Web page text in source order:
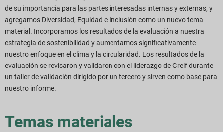
de su importancia para las partes interesadas internas y externas, y
agregamos Diversidad, Equidad e Inclusión como un nuevo tema
material. Incorporamos los resultados de la evaluación a nuestra
estrategia de sostenibilidad y aumentamos significativamente
nuestro enfoque en el clima y la circularidad. Los resultados de la
evaluación se revisaron y validaron con el liderazgo de Greif durante
un taller de validación dirigido por un tercero y sirven como base para
nuestro informe.
Temas materiales